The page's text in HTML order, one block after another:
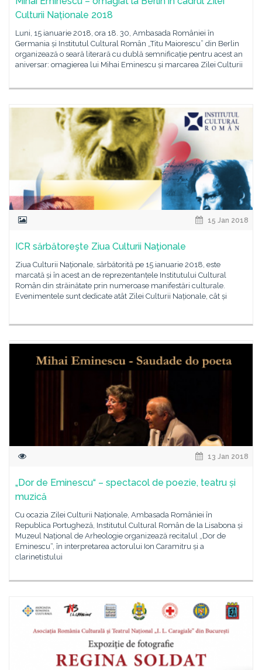
Culturii Naționale 2018
Luni, 15 ianuarie 2018, ora 18. 30, Ambasada României în
Germania și Institutul Cultural Român „Titu Maiorescu” din Berlin
organizează o seară literară cu dublă semnificație pentru acest an
aniversar: omagierea lui Mihai Eminescu și marcarea Zilei Culturii
15 Jan 2018
ICR sărbătoreşte Ziua Culturii Naţionale
Ziua Culturii Naționale, sărbătorită pe 15 ianuarie 2018, este
marcată și în acest an de reprezentanțele Institutului Cultural
Român din străinătate prin numeroase manifestări culturale.
Evenimentele sunt dedicate atât Zilei Culturii Naționale, cât și
13 Jan 2018
„Dor de Eminescu“ – spectacol de poezie, teatru și
muzică
Cu ocazia Zilei Culturii Naționale, Ambasada României în
Republica Portugheză, Institutul Cultural Român de la Lisabona și
Muzeul Național de Arheologie organizează recitalul „Dor de
Eminescu“, în interpretarea actorului Ion Caramitru și a
clarinetistului